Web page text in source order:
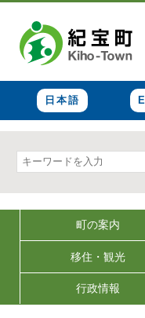
日本語
町の案内
移住・観光
行政情報